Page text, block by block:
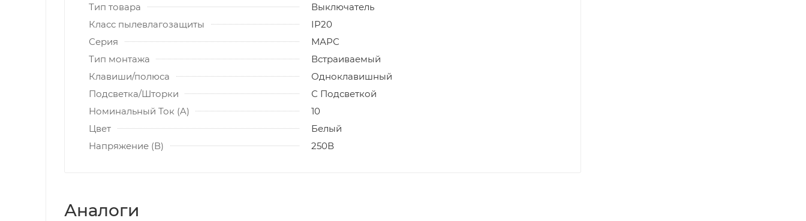
Тип товара
Выключатель
Класс пылевлагозащиты
IP20
Серия
МАРС
Тип монтажа
Встраиваемый
Клавиши/полюса
Одноклавишный
Подсветка/Шторки
С Подсветкой
Номинальный Ток (A)
10
Цвет
Белый
Напряжение (В)
250В
Аналоги